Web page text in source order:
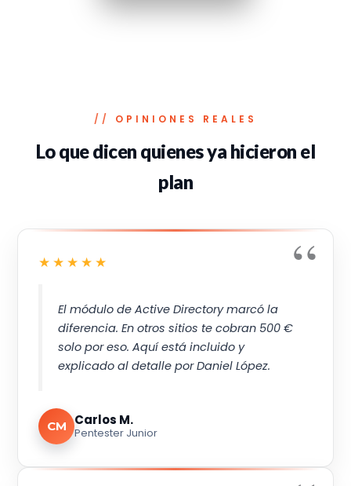
OPINIONES REALES
Lo que dicen quienes ya hicieron el
plan
★★★★★
El módulo de Active Directory marcó la
diferencia. En otros sitios te cobran 500 €
solo por eso. Aquí está incluido y
explicado al detalle por Daniel López.
CM Carlos M.
Pentester Junior